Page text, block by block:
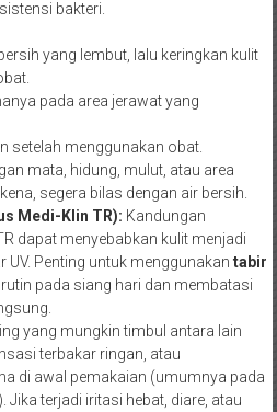
bakteri.
yang lembut, lalu keringkan kulit
pada area jerawat yang
setelah menggunakan obat.
mata, hidung, mulut, atau area
segera bilas dengan air bersih.
Medi-Klin TR): Kandungan
dapat menyebabkan kulit menjadi
UV. Penting untuk menggunakan tabir
pada siang hari dan membatasi
yang mungkin timbul antara lain
terbakar ringan, atau
di awal pemakaian (umumnya pada
Jika terjadi iritasi hebat, diare, atau